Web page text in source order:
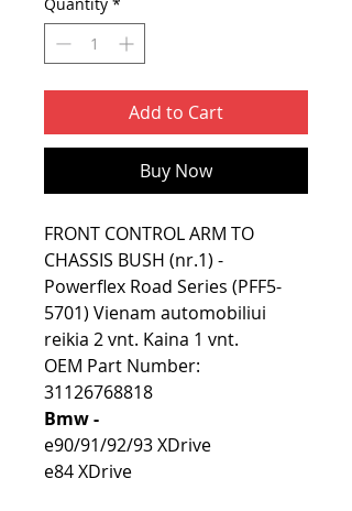
Quantity *
Add to Cart
Buy Now
FRONT CONTROL ARM TO
CHASSIS BUSH (nr.1) -
Powerflex Road Series (PFF5-
5701) Vienam automobiliui
reikia 2 vnt. Kaina 1 vnt.
OEM Part Number:
31126768818
Bmw -
e90/91/92/93 XDrive
e84 XDrive